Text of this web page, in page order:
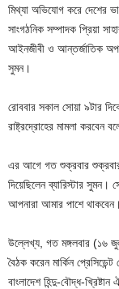
মিথ্যা অভিযোগ করে দেশের
সাংগঠনিক সম্পাদক প্রিয়া
আইনজীবী ও আন্তর্জাতিক
সুমন।
রোববার সকাল সোয়া ৯টার
রাষ্ট্রদ্রোহের মামলা করবেন
এর আগে গত শুক্রবার
দিয়েছিলেন ব্যারিস্টার
আপনারা আমার পাশে
উল্লেখ্য, গত মঙ্গলবার (১৬
বৈঠক করেন মার্কিন
বাংলাদেশ হিন্দু-বৌদ্ধ-